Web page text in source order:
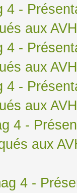
4 -
aux AVH
4 -
aux AVH
4 -
aux AVH
4 -
aux
4 -